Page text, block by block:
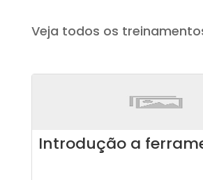
Veja todos os
Introdução a